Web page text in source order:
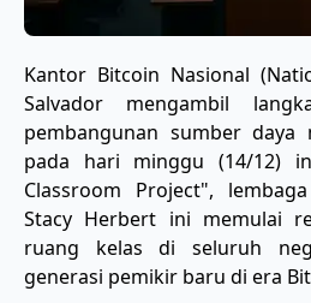
​Kantor Bitcoin Nasional
Salvador mengambil
pembangunan sumber daya
pada hari minggu (14/12)
Classroom Project",
Stacy Herbert ini memulai
ruang kelas di seluruh
generasi pemikir baru di era